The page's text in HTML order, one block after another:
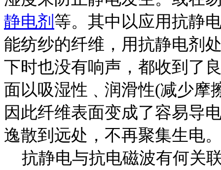
静电剂 等。其中以应用抗静
能纺纱的纤维，用抗静电剂
下时也没有响声，都收到了
面以吸湿性﹑润滑性(减少摩
因此纤维表面变成了容易导
逸散到远处，不再聚集生电
抗静电与抗电磁波有何关